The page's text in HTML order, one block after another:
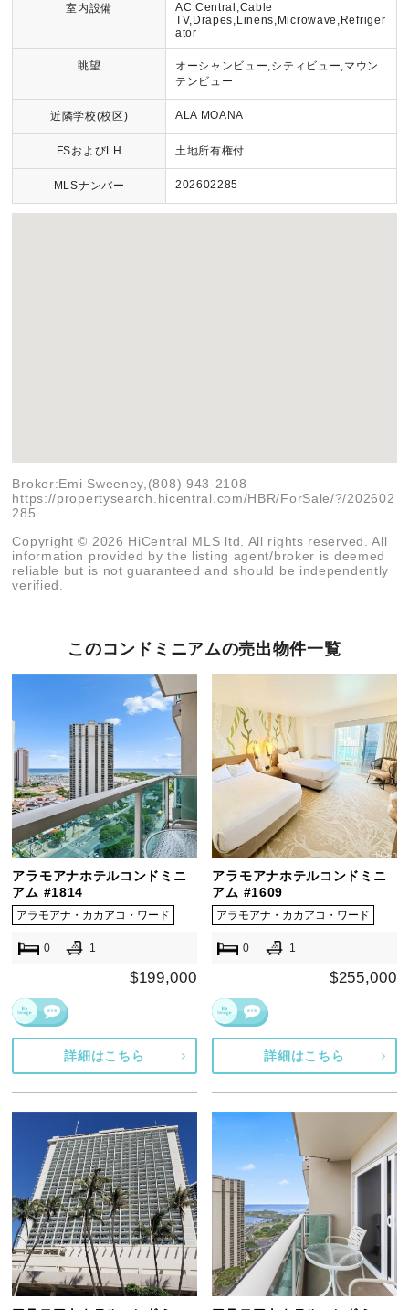
室内設備
AC Central,Cable
TV,Drapes,Linens,Microwave,Refriger
ator
眺望
オーシャンビュー,シティビュー,マウン
テンビュー
近隣学校(校区) ALA MOANA
FSおよびLH 土地所有権付
MLSナンバー 202602285
Broker:Emi Sweeney,(808) 943-2108
https://propertysearch.hicentral.com/HBR/ForSale/?/202602
285
Copyright © 2026 HiCentral MLS ltd. All rights reserved. All
information provided by the listing agent/broker is deemed
reliable but is not guaranteed and should be independently
verified.
このコンドミニアムの売出物件一覧
アラモアナホテルコンドミニ
アム #1814
アラモアナ・カカアコ・ワード
0 1
$199,000
詳細はこちら
アラモアナホテルコンドミニ
アム #1609
アラモアナ・カカアコ・ワード
0 1
$255,000
詳細はこちら